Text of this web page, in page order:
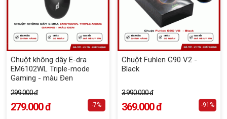
Chuột không dây E-dra
EM6102WL Triple-mode
Gaming - màu Đen
299.000 đ
279.000 đ -7%
Chuột Fuhlen G90 V2 -
Black
3.990.000 đ
369.000 đ -91%